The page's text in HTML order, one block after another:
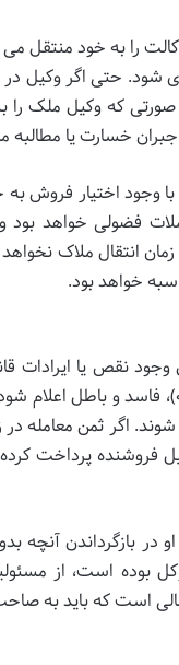
را به خود منتقل می
شود. حتی اگر وکیل در
صورتی که وکیل ملک را
خسارت یا مطالبه
وجود اختیار فروش
فضولیخواهد بود
انتقال ملاک
خواهد بود.
نقص یا ایرادات
)، فاسد و باطلاعلام
شوند. اگر ثمن معامله
فروشنده پرداخت
در بازگرداندن آنچه
بوده است، از
است که باید به